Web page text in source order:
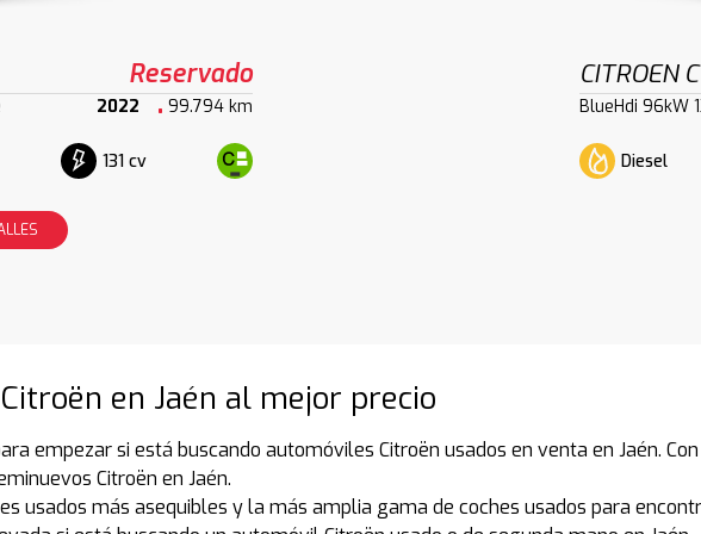
Reservado
2022 99.794 km
131 cv
CITROEN
BlueHdi 96kW
Diesel
en Jaén al mejor precio
empezar si está buscando automóviles Citroën usados en venta en Jaén.
Citroën en Jaén.
usados más asequibles y la más amplia gama de coches usados para